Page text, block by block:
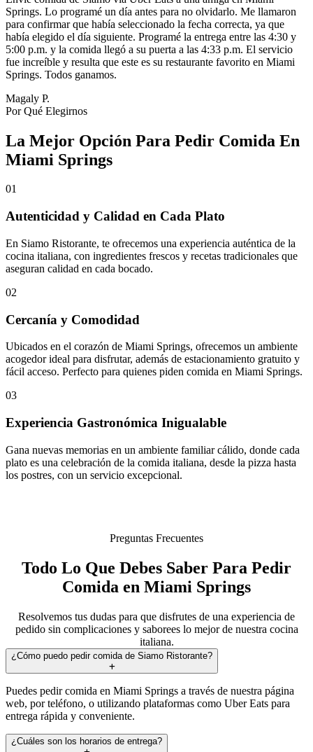
Springs. Lo programé un día antes para no olvidarlo. Me llamaron
para confirmar que había seleccionado la fecha correcta, ya que
había elegido el día siguiente. Programé la entrega entre las 4:30 y
5:00 p.m. y la comida llegó a su puerta a las 4:33 p.m. El servicio
fue increíble y resulta que este es su restaurante favorito en Miami
Springs. Todos ganamos.
Magaly P.
Por Qué Elegirnos
La Mejor Opción Para Pedir Comida En
Miami Springs
01
Autenticidad y Calidad en Cada Plato
En Siamo Ristorante, te ofrecemos una experiencia auténtica de la
cocina italiana, con ingredientes frescos y recetas tradicionales que
aseguran calidad en cada bocado.
02
Cercanía y Comodidad
Ubicados en el corazón de Miami Springs, ofrecemos un ambiente
acogedor ideal para disfrutar, además de estacionamiento gratuito y
fácil acceso. Perfecto para quienes piden comida en Miami Springs.
03
Experiencia Gastronómica Inigualable
Gana nuevas memorias en un ambiente familiar cálido, donde cada
plato es una celebración de la comida italiana, desde la pizza hasta
los postres, con un servicio excepcional.
Preguntas Frecuentes
Todo Lo Que Debes Saber Para Pedir
Comida en Miami Springs
Resolvemos tus dudas para que disfrutes de una experiencia de
pedido sin complicaciones y saborees lo mejor de nuestra cocina
italiana.
¿Cómo puedo pedir comida de Siamo Ristorante?
Puedes pedir comida en Miami Springs a través de nuestra página
web, por teléfono, o utilizando plataformas como Uber Eats para
entrega rápida y conveniente.
¿Cuáles son los horarios de entrega?